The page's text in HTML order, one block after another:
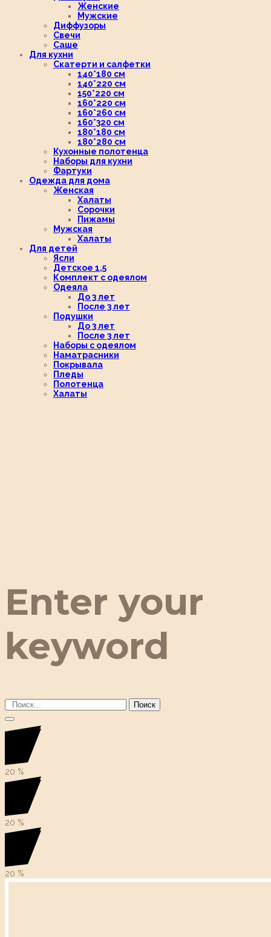
Женские
Мужские
Диффузоры
Свечи
Саше
Для кухни
Скатерти и салфетки
140*180 см
140*220 см
150*220 см
160*220 см
160*260 см
160*320 см
180*180 см
180*280 см
Кухонные полотенца
Наборы для кухни
Фартуки
Одежда для дома
Женская
Халаты
Сорочки
Пижамы
Мужская
Халаты
Для детей
Ясли
Детское 1,5
Комплект с одеялом
Одеяла
До 3 лет
После 3 лет
Подушки
До 3 лет
После 3 лет
Наборы с одеялом
Наматрасники
Покрывала
Пледы
Полотенца
Халаты
Enter your
keyword
Поиск
20 %
20 %
20 %